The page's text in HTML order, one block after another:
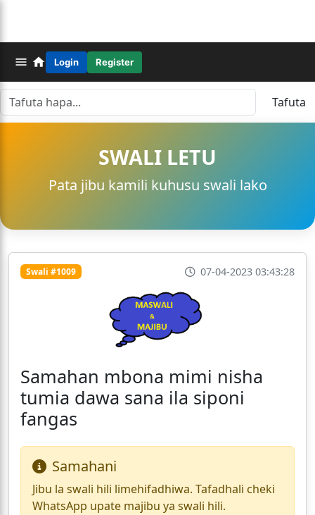
Login Register
Tafuta
SWALI LETU
Pata jibu kamili kuhusu swali lako
Swali #1009 07-04-2023 03:43:28
Samahan mbona mimi nisha
tumia dawa sana ila siponi
fangas
Samahani
Jibu la swali hili limehifadhiwa. Tafadhali cheki
WhatsApp upate majibu ya swali hili.